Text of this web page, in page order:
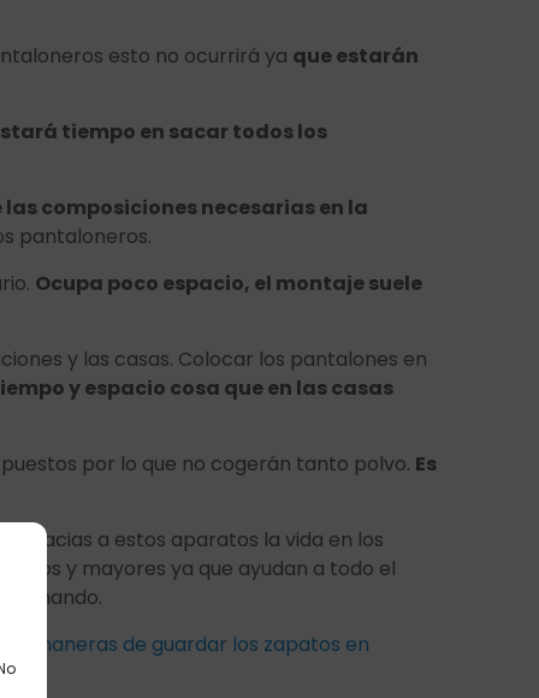
esto no ocurrirá ya que estarán
tiempo en sacar todos los
composiciones necesarias en la
pantaloneros.
Ocupa poco espacio, el montaje suele
y las casas. Colocar los pantalones en
y espacio cosa que en las casas
por lo que no cogerán tanto polvo. Es
. Gracias a estos aparatos la vida en los
y mayores ya que ayudan a todo el
maneras de guardar los zapatos en